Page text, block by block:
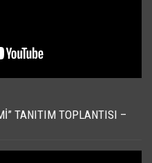
TANITIM TOPLANTISI –